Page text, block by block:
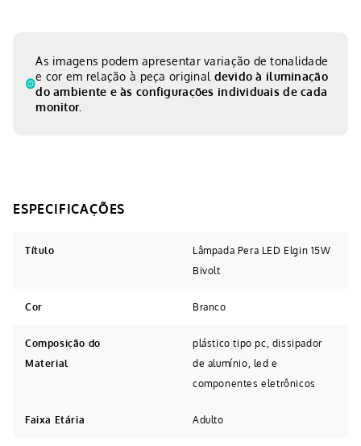
As imagens podem apresentar variação de tonalidade
e cor em relação à peça original devido à iluminação
do ambiente e às configurações individuais de cada
monitor.
Título
Lâmpada Pera LED Elgin 15W
Bivolt
Cor Branco
Composição do
Material
plástico tipo pc, dissipador
de alumínio, led e
componentes eletrônicos
Faixa Etária Adulto